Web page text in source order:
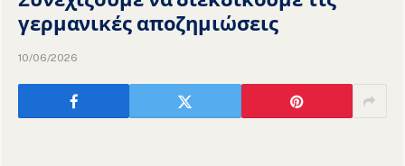
γερμανικές αποζημιώσεις
10/06/2026